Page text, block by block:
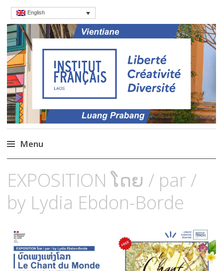
English
Institut français du
Laos – French Institute
Language Courses & cultral events in
Laos
Menu
to
content
EXPOSITION ໂດຍ / par /
by Lydia Ebdon-Borde